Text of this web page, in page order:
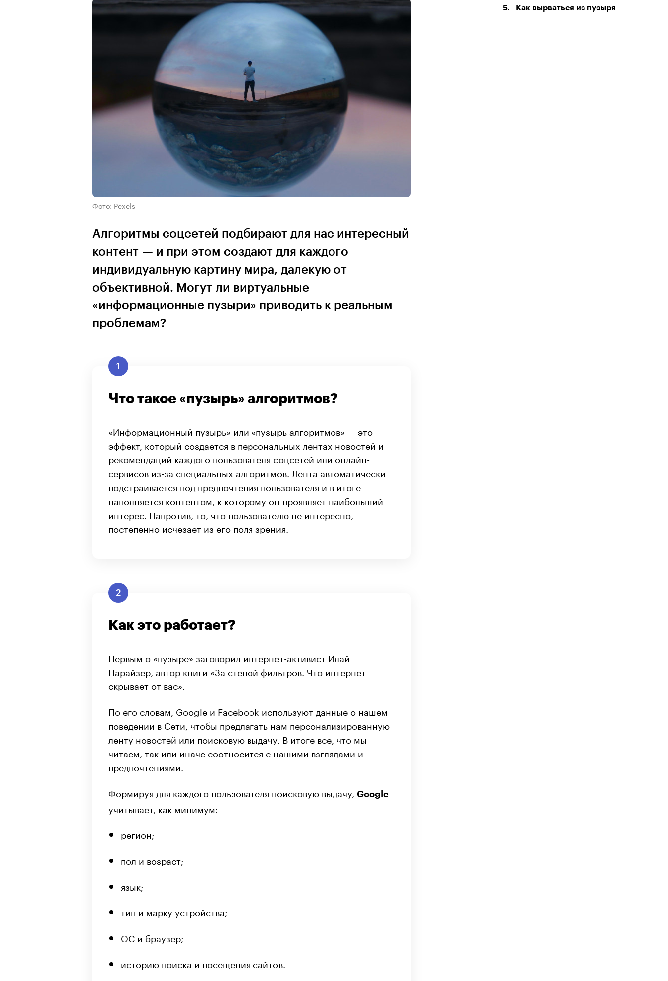
Фото: Pexels
Алгоритмы соцсетей подбирают для нас интересный
контент — и при этом создают для каждого
индивидуальную картину мира, далекую от
объективной. Могут ли виртуальные
«информационные пузыри» приводить к реальным
проблемам?
1
Что такое «пузырь» алгоритмов?
«Информационный пузырь» или «пузырь алгоритмов» — это
эффект, который создается в персональных лентах новостей и
рекомендаций каждого пользователя соцсетей или онлайн-
сервисов из-за специальных алгоритмов. Лента автоматически
подстраивается под предпочтения пользователя и в итоге
наполняется контентом, к которому он проявляет наибольший
интерес. Напротив, то, что пользователю не интересно,
постепенно исчезает из его поля зрения.
2
Как это работает?
Первым о «пузыре» заговорил интернет-активист Илай
Парайзер, автор книги «За стеной фильтров. Что интернет
скрывает от вас».
По его словам, Google и Facebook используют данные о нашем
поведении в Сети, чтобы предлагать нам персонализированную
ленту новостей или поисковую выдачу. В итоге все, что мы
читаем, так или иначе соотносится с нашими взглядами и
предпочтениями.
Формируя для каждого пользователя поисковую выдачу, Google
учитывает, как минимум:
регион;
пол и возраст;
язык;
тип и марку устройства;
ОС и браузер;
историю поиска и посещения сайтов.
5. Как вырваться из пузыря